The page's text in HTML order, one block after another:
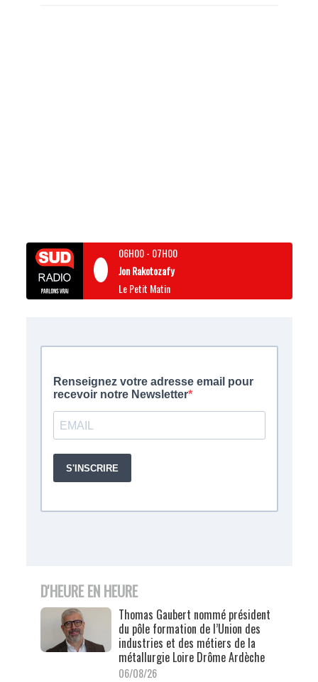
06H00- 07H00
Jon Rakotozafy
Le Petit Matin
D'HEURE EN HEURE
Thomas Gaubert nommé président
du pôle formation de l’Union des
industries et des métiers de la
métallurgie Loire Drôme Ardèche
06/08/26